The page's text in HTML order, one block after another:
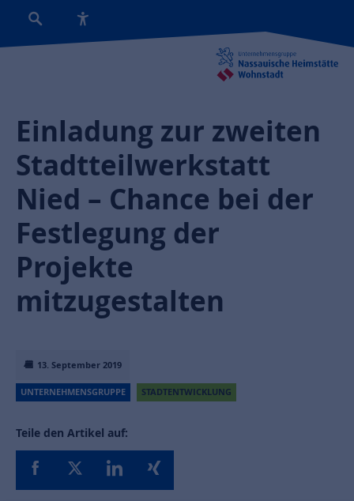
13. September 2019
UNTERNEHMENSGRUPPE STADTENTWICKLUNG
Teile den Artikel auf:
Einladung zur zweiten
Stadtteilwerkstatt
Nied – Chance bei der
Festlegung der
Projekte
mitzugestalten